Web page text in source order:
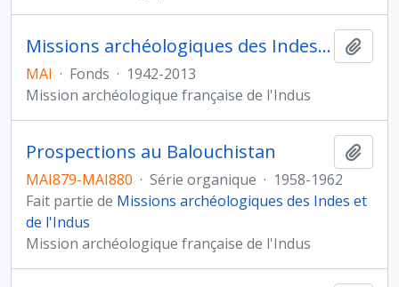
Missions archéologiques des Indes et de l'Indus
MAI · Fonds · 1942-2013
Mission archéologique française de l'Indus
Prospections au Balouchistan
MAI879-MAI880 · Série organique · 1958-1962
Fait partie de Missions archéologiques des Indes et
de l'Indus
Mission archéologique française de l'Indus